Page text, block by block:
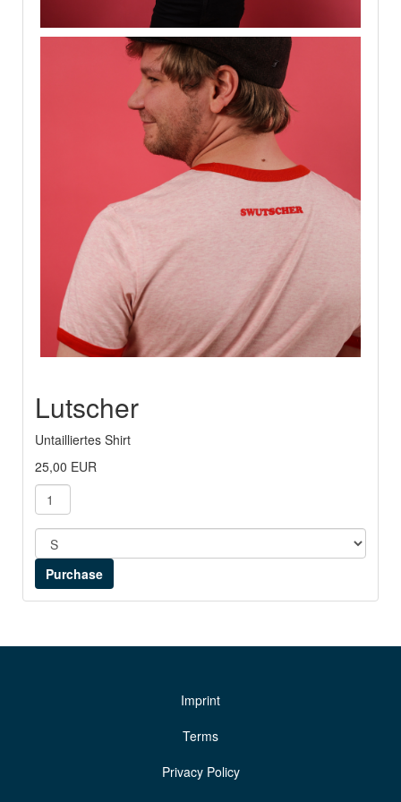
Lutscher
Untailliertes Shirt
25,00 EUR
Imprint
Terms
Privacy Policy